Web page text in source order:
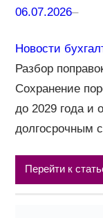
06.07.2026–
Новости
Разбор
Сохранение
до 2029 года и
долгосрочным
Перейти к